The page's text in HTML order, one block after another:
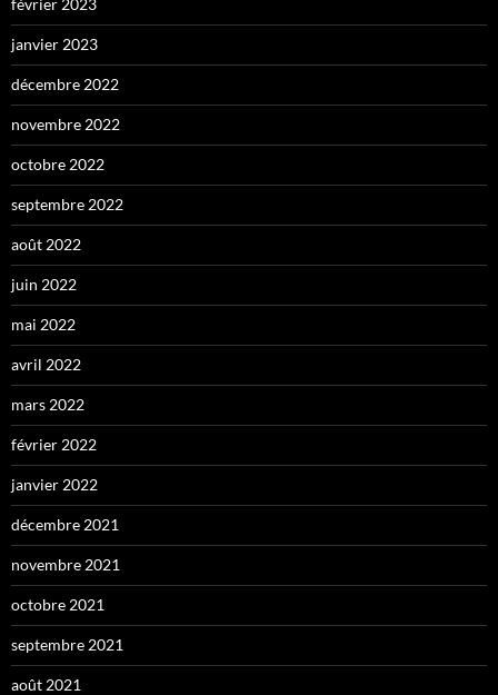
février 2023
janvier 2023
décembre 2022
novembre 2022
octobre 2022
septembre 2022
août 2022
juin 2022
mai 2022
avril 2022
mars 2022
février 2022
janvier 2022
décembre 2021
novembre 2021
octobre 2021
septembre 2021
août 2021